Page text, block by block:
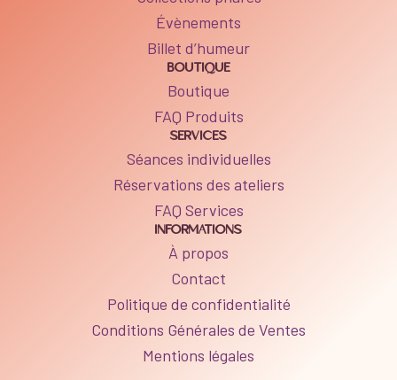
Évènements
Billet d’humeur
BOUTIQUE
Boutique
FAQ Produits
SERVICES
Séances individuelles
Réservations des ateliers
FAQ Services
INFORMATIONS
À propos
Contact
Politique de confidentialité
Conditions Générales de Ventes
Mentions légales